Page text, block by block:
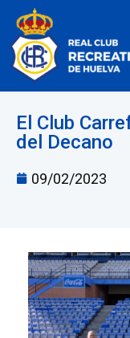
El Club
del Decano
09/02/2023